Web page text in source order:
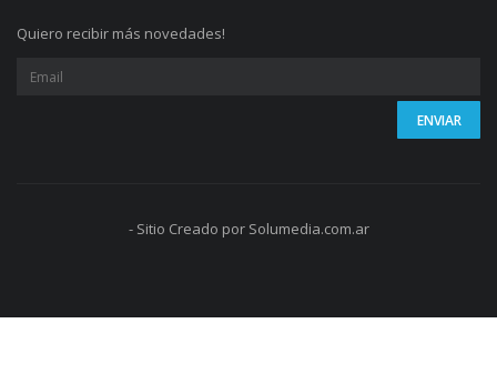
Quiero recibir más novedades!
- Sitio Creado por Solumedia.com.ar